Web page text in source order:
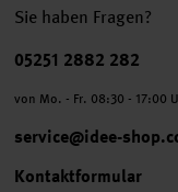
Sie haben Fragen?
Telefonnummer
05251 2882 282
von Mo. - Fr. 08:30 - 17:00
service@idee-
Kontaktformular